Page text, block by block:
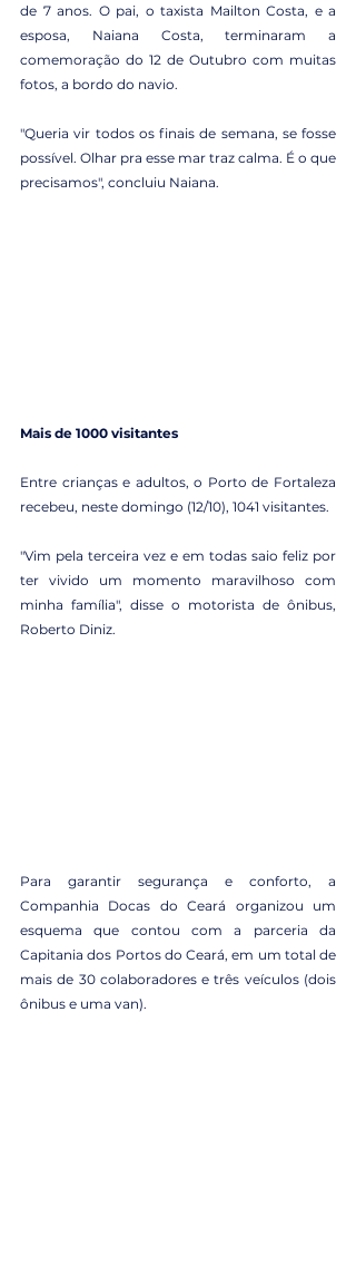
de 7 anos. O pai, o taxista Mailton Costa, e a
esposa, Naiana Costa, terminaram a
comemoração do 12 de Outubro com muitas
fotos, a bordo do navio.
"Queria vir todos os finais de semana, se fosse
possível. Olhar pra esse mar traz calma. É o que
precisamos", concluiu Naiana.
Mais de 1000 visitantes
Entre crianças e adultos, o Porto de Fortaleza
recebeu, neste domingo (12/10), 1041 visitantes.
"Vim pela terceira vez e em todas saio feliz por
ter vivido um momento maravilhoso com
minha família", disse o motorista de ônibus,
Roberto Diniz.
Para garantir segurança e conforto, a
Companhia Docas do Ceará organizou um
esquema que contou com a parceria da
Capitania dos Portos do Ceará, em um total de
mais de 30 colaboradores e três veículos (dois
ônibus e uma van).